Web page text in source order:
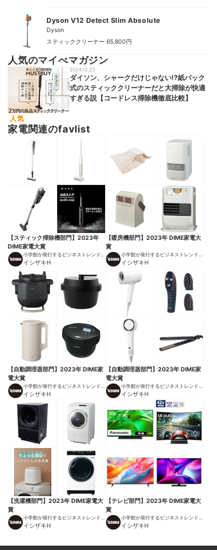
Dyson V12 Detect Slim Absolute
Dyson
スティッククリーナー 65,800円
人気のマイべマガジン
2024.12.23
ダイソン、シャークだけじゃない!?紙パック
式のスティッククリーナーだと大掃除が快適
すぎる説【コードレス掃除機徹底比較】
人気
家電関連のfavlist
【スティック掃除機部門】2023年
DIME家電大賞
小学館が発行するビジネストレンドマ
ガジン
イシザキH
【暖房機部門】2023年 DIME家電大
賞
小学館が発行するビジネストレンドマ
ガジン
イシザキH
【自動調理器部門】2023年 DIME家
電大賞
小学館が発行するビジネストレンドマ
ガジン
イシザキH
【自動調理器部門】2023年 DIME家
電大賞
小学館が発行するビジネストレンドマ
ガジン
イシザキH
【洗濯機部門】2023年 DIME家電大
賞
小学館が発行するビジネストレンドマ
ガジン
イシザキH
【テレビ部門】2023年 DIME家電大
賞
小学館が発行するビジネストレンドマ
ガジン
イシザキH